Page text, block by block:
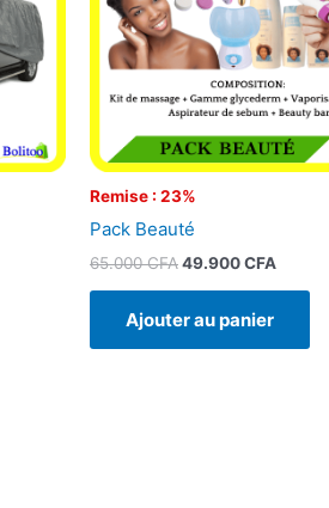
Remise : 23%
Pack Beauté
65.000CFA49.900CFA
Ajouter au panier